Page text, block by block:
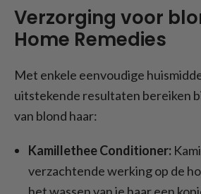
Verzorging voor
Home Remedies
Met enkele eenvoudige
uitstekende resultaten bereiken
van blond haar:
Kamillethee Conditioner:
verzachtende werking op de